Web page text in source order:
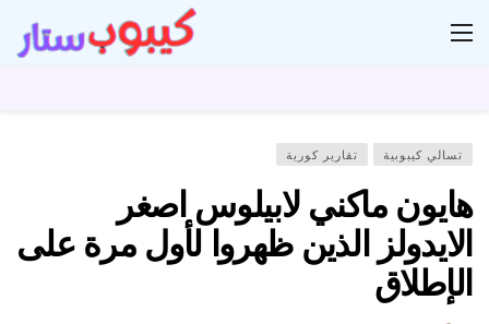
تسالي كيبوبية تقارير كورية
هايون ماكني لابيلوس اصغر
الايدولز الذين ظهروا لأول مرة على
الإطلاق